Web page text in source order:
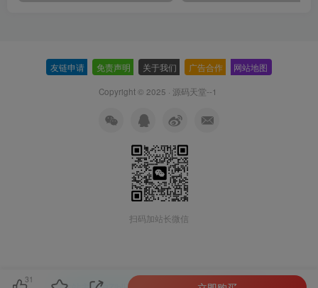
友链申请 免责声明 关于我们 广告合作 网站地图
Copyright © 2025 · 源码天堂--1
扫码加站长微信
31